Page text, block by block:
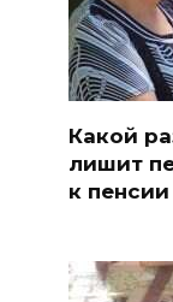
Какой
лишит
к пенсии